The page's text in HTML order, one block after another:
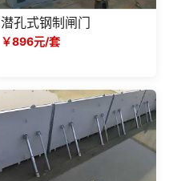
潜孔式钢制闸门
￥896元/套